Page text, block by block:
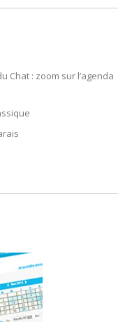
Chat : zoom sur l’agenda